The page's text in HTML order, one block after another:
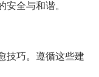
全与和谐。
技巧。遵循这些建